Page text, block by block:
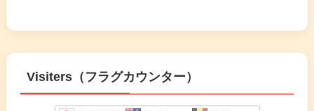
Visiters（フラグカウンター）